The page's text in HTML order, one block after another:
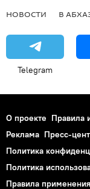
НОВОСТИ В
Telegram
О проекте Правила
Реклама Пресс-
Политика
Политика
Правила